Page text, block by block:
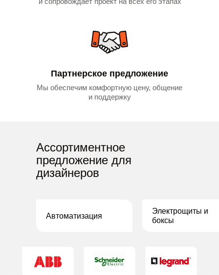
Партнерское предложение
Мы обеспечим комфортную цену, общение
и поддержку
Ассортиментное
предложение для
дизайнеров
Электрощиты и
боксы
Автоматизация